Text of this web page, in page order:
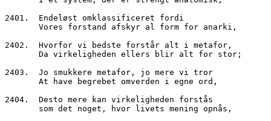
2401.  Endeløst omklassificeret fordi
       Vores forstand afskyr al form for anarki,
2402.  Hvorfor vi bedste forstår alt i metafor,
       Da virkeligheden ellers blir alt for stor;
2403.  Jo smukkere metafor, jo mere vi tror
       At have begrebet omverden i egne ord,
2404.  Desto mere kan virkeligheden forstås
       som det noget, hvor livets mening opnås,